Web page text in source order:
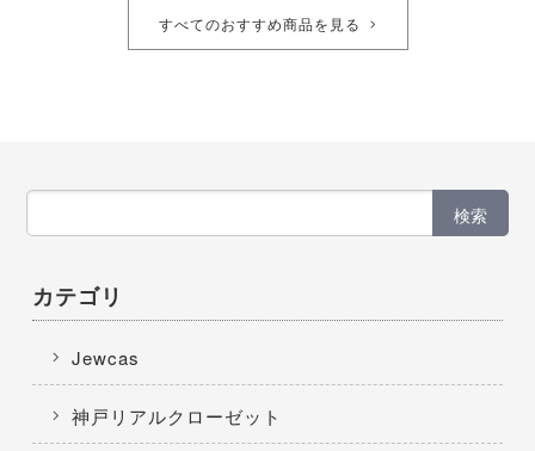
すべてのおすすめ商品を見る
検索
カテゴリ
Jewcas
神戸リアルクローゼット